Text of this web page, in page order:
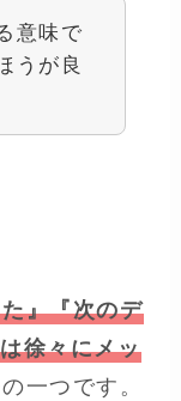
意味で
うが良
』『次のデ
徐々にメッ
一つです。